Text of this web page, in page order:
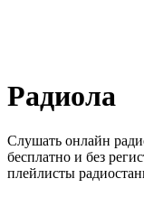
Радиола
Слушать онлайн
бесплатно и без
плейлисты